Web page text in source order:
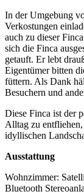
In der Umgebung
Verkostungen
auch zu dieser
sich die Finca
getauft. Er lebt
Eigentümer bitten
füttern. Als Dank
Besuchern und
Diese Finca ist der
Alltag zu
idyllischen
Ausstattung
Wohnzimmer:
Bluetooth